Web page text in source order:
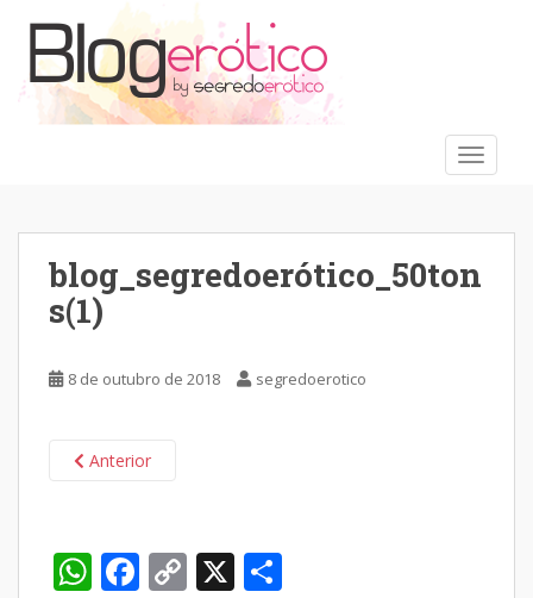
blog_segredoerótico_50ton
s(1)
8 de outubro de 2018 segredoerotico
Anterior
W F C X